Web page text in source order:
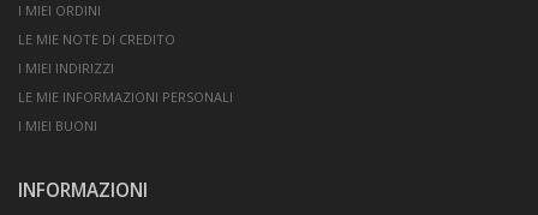
I MIEI ORDINI
LE MIE NOTE DI CREDITO
I MIEI INDIRIZZI
LE MIE INFORMAZIONI PERSONALI
I MIEI BUONI
INFORMAZIONI